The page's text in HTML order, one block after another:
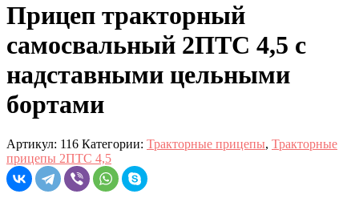
Прицеп тракторный
самосвальный 2ПТС 4,5 с
надставными цельными
бортами
Артикул: 116 Категории: Тракторные прицепы, Тракторные
прицепы 2ПТС 4,5